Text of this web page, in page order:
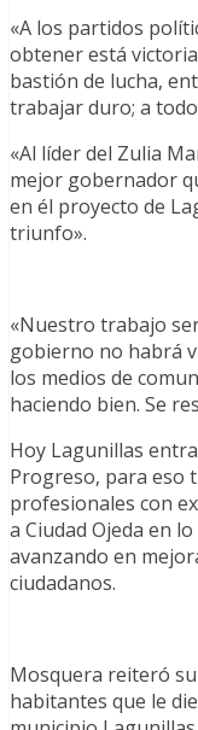
«A los partidos
obtener está
bastión de lucha,
trabajar duro; a
«Al líder del Zulia
mejor gobernador
en él proyecto de
triunfo».
«Nuestro trabajo
gobierno no habrá
los medios de
haciendo bien. Se
Hoy Lagunillas
Progreso, para eso
profesionales con
a Ciudad Ojeda en
avanzando en
ciudadanos.
Mosquera reiteró
habitantes que le